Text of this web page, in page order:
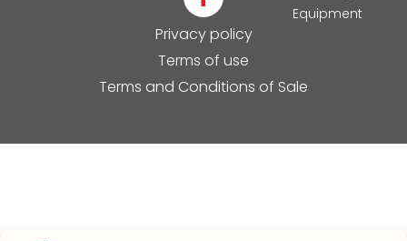
Equipment
Privacy policy
Terms of use
Terms and Conditions of Sale